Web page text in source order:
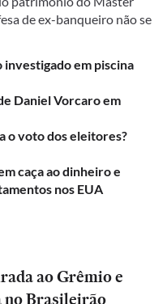
de ex-banqueiro não se
em piscina
Daniel Vorcaro em
o voto dos eleitores?
caça ao dinheiro e
nos EUA
ao Grêmio e
no Brasileirão